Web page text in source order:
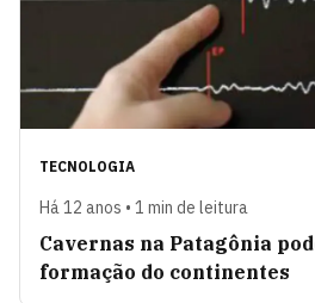
TECNOLOGIA
Há 12 anos • 1 min de leitura
Cavernas na Patagônia
formação do continentes